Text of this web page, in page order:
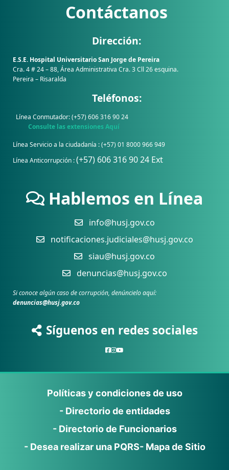
Contáctanos
Dirección:
E.S.E. Hospital Universitario San Jorge de Pereira
Cra. 4 # 24 – 88, Área Administrativa Cra. 3 Cll 26 esquina.
Pereira – Risaralda
Teléfonos:
Línea Conmutador: (+57) 606 316 90 24
Consulte las extensiones Aquí
Línea Servicio a la ciudadanía : (+57) 01 8000 966 949
Línea Anticorrupción :(+57) 606 316 90 24 Ext
Hablemos en Línea
info@husj.gov.co
notificaciones.judiciales@husj.gov.co
siau@husj.gov.co
denuncias@husj.gov.co
Si conoce algún caso de corrupción, denúncielo aquí:
denuncias@husj.gov.co
Síguenos en redes sociales
Políticas y condiciones de uso
- Directorio de entidades
- Directorio de Funcionarios
- Desea realizar una PQRS- Mapa de Sitio